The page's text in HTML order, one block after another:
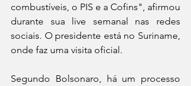
combustíveis, o PIS e a Cofins", afirmou
durante sua live semanal nas redes
sociais. O presidente está no Suriname,
onde faz uma visita oficial.
Segundo Bolsonaro, há um processo